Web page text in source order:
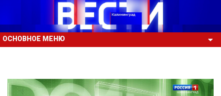
ОСНОВНОЕ МЕНЮ